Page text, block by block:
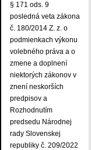
§ 171 ods. 9
posledná veta zákona
č. 180/2014 Z. z. o
podmienkach výkonu
volebného práva a o
zmene a doplnení
niektorých zákonov v
znení neskorších
predpisov a
Rozhodnutím
predsedu Národnej
rady Slovenskej
republiky č. 209/2022